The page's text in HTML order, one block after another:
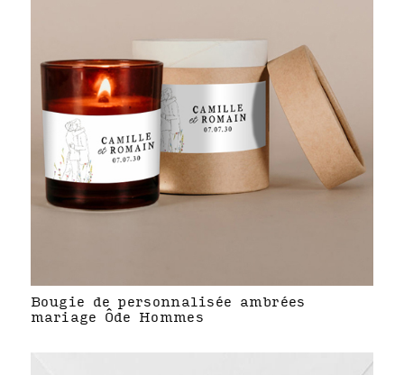
Bougie de personnalisée ambrées
mariage Ôde Hommes